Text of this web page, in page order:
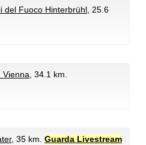
del Fuoco Hinterbrühl , 25.6
Vienna , 34.1 km.
, 35 km. Guarda Livestream